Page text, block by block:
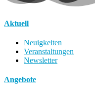
Aktuell
Neuigkeiten
Veranstaltungen
Newsletter
Angebote